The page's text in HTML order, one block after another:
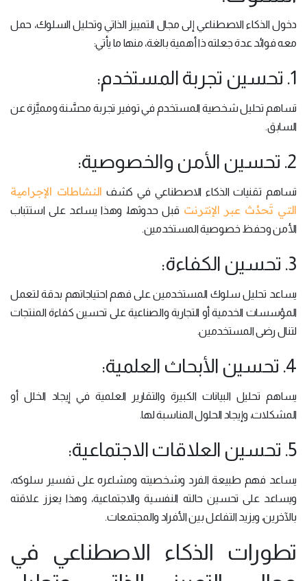
دخول الذكاء الاصطناعي إلى مجال التمييز الذاتي وتحليل السلوك، حمل
معه فوائد عدة جعلته ذا أهمية بالغة، منها ما يأتي:
1. تحسين تجربة المستخدم:
تساهم تحليل شخصية المستخدم في توفير تجربة محسَّنة ومميَّزة عن
السابق.
2. تحسين الأمن والخصوصية:
تساهم تقنيات الذكاء الاصطناعي في كشف النشاطات الإجرامية
التي تَحدُث عبر الإنترنت قبل حدوثها، وهذا يساعد على استتباب
الأمن وحفظ خصوصية المستخدمين.
3. تحسين الكفاءة:
يساعد تحليل سلوك المستخدمين على فهم احتياجاتهم بدقة لتعمل
المؤسسات الخدمية أو التجارية والصناعية على تحسين كفاءة المنتجات
لتنال رضى المستخدمين.
4. تحسين الأبحاث العلمية:
يساهم تحليل البيانات الكبيرة والتقارير العلمية في إيجاد الخلل أو
المشكلات، وإيجاد الحلول المناسبة لها.
5. تحسين العلاقات الاجتماعية:
يساعد فهم طبيعة الفرد وشخصيته ومشاعره على تفسير سلوكه،
ويساعد على تحسين حالته النفسية والاجتماعية، وهذا يعزز علاقته
بالآخرين، ويزيد التفاعل بين الأفراد والمجتمعات.
تطورات الذكاء الاصطناعي في